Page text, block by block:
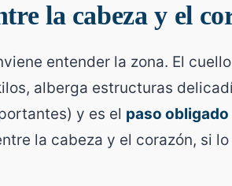
la cabeza y el
entender la zona. El
alberga estructuras
y es el paso obligado
la cabeza y el corazón, si